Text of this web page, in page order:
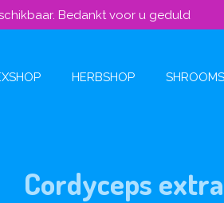
Bedankt voor u geduld
HERBSHOP
Cordyceps